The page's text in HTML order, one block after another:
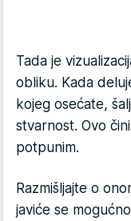
Tada je
obliku. Kada
kojeg osećate,
stvarnost. Ovo
potpunim.
Razmišljajte o
javiće se